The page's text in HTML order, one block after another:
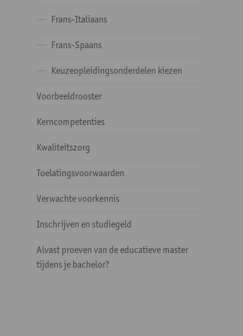
Frans-Italiaans
Frans-Spaans
Keuzeopleidingsonderdelen kiezen
Voorbeeldrooster
Kerncompetenties
Kwaliteitszorg
Toelatingsvoorwaarden
Verwachte voorkennis
Inschrijven en studiegeld
Alvast proeven van de educatieve master
tijdens je bachelor?